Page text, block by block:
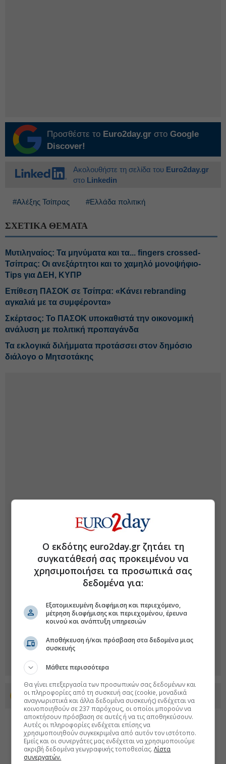
Προσθέστε το Euro2day.gr στο Google
Discover!
Ακολουθήστε τη σελίδα του Euro2day.gr
στο Linkedin
#Αλέξης Τσίπρας #Ελλάδα πολιτική
ΣΧΕΤΙΚΑ ΘΕΜΑΤΑ
Μυτιληναίος: Τα μηνύματα και τα... fingers crossed-
Τσίπρας: Οι ανεξάρτητοι και το χαμηλό μονοψήφιο-
Tips για ΔΕΗ, ΚΥΠΡ
Επίθεση ΠΑΣΟΚ σε Τσίπρα: «Κάνει rebranding
αγκαλιά με τα συμφέροντα»
Σκέρτσος: Το ΠΑΣΟΚ υποκαθιστά την οικονομική
ανάλυση με πολιτική προπαγάνδα
Τα εκλογικά διλήμματα προτάσσει στον δημόσιο
διάλογο ο Μητσοτάκης
Προσθέστε το euro2day.gr στο Discover
Ο εκδότης euro2day.gr ζητάει τη
συγκατάθεσή σας προκειμένου να
χρησιμοποιήσει τα προσωπικά σας
δεδομένα για:
Εξατομικευμένη διαφήμιση και περιεχόμενο,
μέτρηση διαφήμισης και περιεχομένου, έρευνα
κοινού και ανάπτυξη υπηρεσιών
Αποθήκευση ή/και πρόσβαση στα δεδομένα μιας
συσκευής
Μάθετε περισσότερα
Θα γίνει επεξεργασία των προσωπικών σας δεδομένων και
οι πληροφορίες από τη συσκευή σας (cookie, μοναδικά
αναγνωριστικά και άλλα δεδομένα συσκευής) ενδέχεται να
κοινοποιηθούν σε 237 παρόχους, οι οποίοι μπορούν να
αποκτήσουν πρόσβαση σε αυτές ή να τις αποθηκεύσουν.
Αυτές οι πληροφορίες ενδέχεται επίσης να
χρησιμοποιηθούν συγκεκριμένα από αυτόν τον ιστότοπο.
Εμείς και οι συνεργάτες μας ενδέχεται να χρησιμοποιούμε
ακριβή δεδομένα γεωγραφικής τοποθεσίας.Λίστα
συνεργατών.